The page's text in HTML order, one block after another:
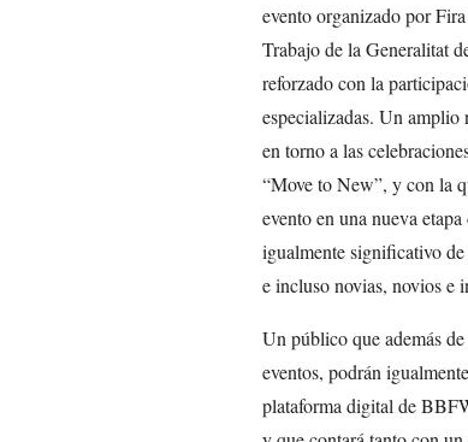
evento organizado por
Trabajo de la Generalitat
reforzado con la
especializadas. Un amplio
en torno a las
“Move to New”, y con la
evento en una nueva
igualmente significativo
e incluso novias, novios e
Un público que además
eventos, podrán
plataforma digital de